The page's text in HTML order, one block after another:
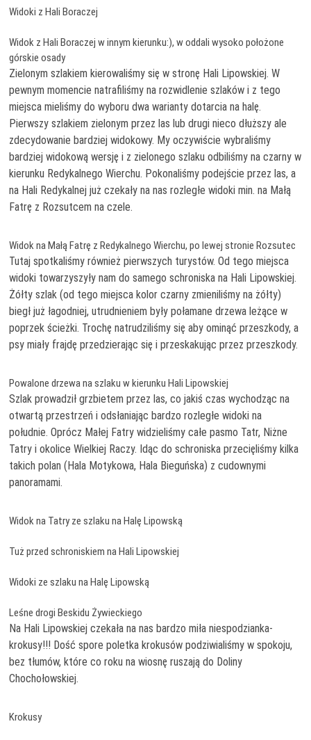
Widoki z Hali Boraczej
Widok z Hali Boraczej w innym kierunku:), w oddali wysoko położone
górskie osady
Zielonym szlakiem kierowaliśmy się w stronę Hali Lipowskiej. W
pewnym momencie natrafiliśmy na rozwidlenie szlaków i z tego
miejsca mieliśmy do wyboru dwa warianty dotarcia na halę.
Pierwszy szlakiem zielonym przez las lub drugi nieco dłuższy ale
zdecydowanie bardziej widokowy. My oczywiście wybraliśmy
bardziej widokową wersję i z zielonego szlaku odbiliśmy na czarny w
kierunku Redykalnego Wierchu. Pokonaliśmy podejście przez las, a
na Hali Redykalnej już czekały na nas rozległe widoki min. na Małą
Fatrę z Rozsutcem na czele.
Widok na Małą Fatrę z Redykalnego Wierchu, po lewej stronie Rozsutec
Tutaj spotkaliśmy również pierwszych turystów. Od tego miejsca
widoki towarzyszyły nam do samego schroniska na Hali Lipowskiej.
Żółty szlak (od tego miejsca kolor czarny zmieniliśmy na żółty)
biegł już łagodniej, utrudnieniem były połamane drzewa leżące w
poprzek ścieżki. Trochę natrudziliśmy się aby ominąć przeszkody, a
psy miały frajdę przedzierając się i przeskakując przez przeszkody.
Powalone drzewa na szlaku w kierunku Hali Lipowskiej
Szlak prowadził grzbietem przez las, co jakiś czas wychodząc na
otwartą przestrzeń i odsłaniając bardzo rozległe widoki na
południe. Oprócz Małej Fatry widzieliśmy całe pasmo Tatr, Niżne
Tatry i okolice Wielkiej Raczy. Idąc do schroniska przecięliśmy kilka
takich polan (Hala Motykowa, Hala Bieguńska) z cudownymi
panoramami.
Widok na Tatry ze szlaku na Halę Lipowską
Tuż przed schroniskiem na Hali Lipowskiej
Widoki ze szlaku na Halę Lipowską
Leśne drogi Beskidu Żywieckiego
Na Hali Lipowskiej czekała na nas bardzo miła niespodzianka-
krokusy!!! Dość spore poletka krokusów podziwialiśmy w spokoju,
bez tłumów, które co roku na wiosnę ruszają do Doliny
Chochołowskiej.
Krokusy